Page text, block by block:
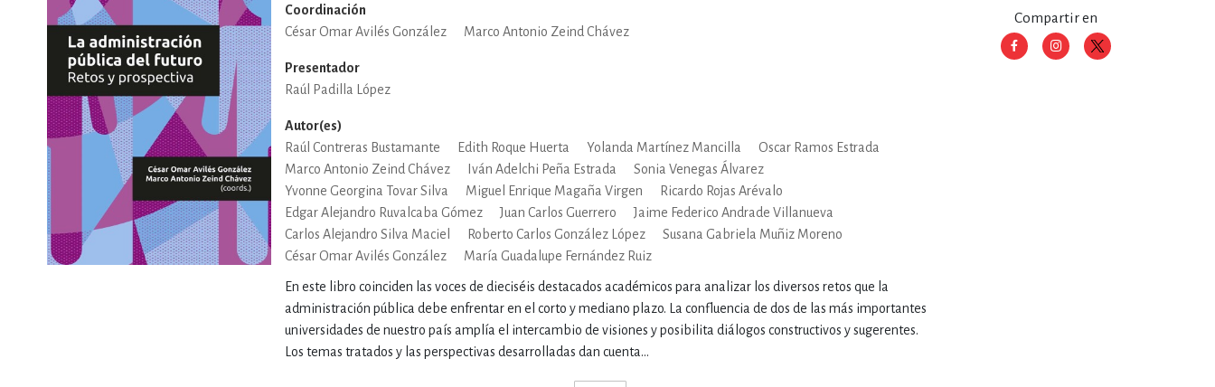
DEPORTES Y ACTIVIDADES DE OCIO AL AIRE LIBRE DERECHO
ECONOMÍA, FINANZAS, EMPRESA Y GESTIÓN
ESTILOS DE VIDA, AFICIONES Y OCIO FICCIÓN Y TEMAS AFINES
FILOSOFÍA Y RELIGIÓN HISTORIA Y ARQUEOLOGÍA
INFANTILES, JUVENILES Y DIDÁCTICOS LENGUAJE Y LINGÜÍSTICA
Coordinación
César Omar Avilés González
Marco Antonio Zeind Chávez
Presentador
Raúl Padilla López
Autor(es)
Raúl Contreras Bustamante
Edith Roque Huerta Yolanda Martínez Mancilla
Oscar Ramos Estrada
Marco Antonio Zeind Chávez
Iván Adelchi Peña Estrada
Sonia Venegas Álvarez
Yvonne Georgina Tovar Silva
Miguel Enrique Magaña Virgen
Ricardo Rojas Arévalo
Edgar Alejandro Ruvalcaba Gómez
Juan Carlos Guerrero
Jaime Federico Andrade Villanueva
Carlos Alejandro Silva Maciel
Roberto Carlos González López
Susana Gabriela Muñiz Moreno
César Omar Avilés González
María Guadalupe Fernández Ruiz
En este libro coinciden las voces de dieciséis destacados académicos para analizar los diversos retos que la
administración pública debe enfrentar en el corto y mediano plazo. La confluencia de dos de las más importantes
universidades de nuestro país amplía el intercambio de visiones y posibilita diálogos constructivos y sugerentes.
Los temas tratados y las perspectivas desarrolladas dan cuenta...
Compartir en